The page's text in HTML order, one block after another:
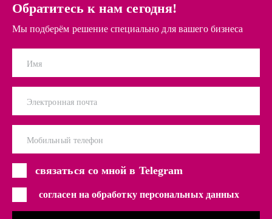
Обратитесь к нам сегодня!
Мы подберём решение специально для вашего бизнеса
Имя
Электронная почта
Мобильный телефон
связаться со мной в Telegram
согласен на обработку персональных данных